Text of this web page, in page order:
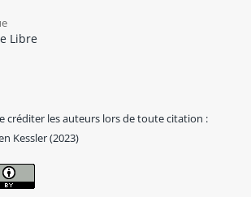
Libre
créditer les auteurs lors de toute citation :
Kessler (2023)